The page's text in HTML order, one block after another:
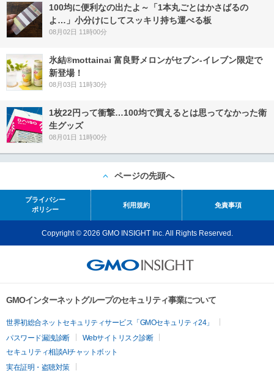
100均に便利なの出たよ～「1本丸ごとはかさばるの
よ…」小分けにしてスッキリ持ち運べる板
08月02日 11時00分
氷結®mottainai 富良野メロンがセブン‐イレブン限定で
新登場！
08月03日 11時30分
1枚22円って衝撃…100均で買えるとは思ってなかった衛
生グッズ
08月01日 11時00分
ページの先頭へ
プライバシー
ポリシー
利用規約 免責事項
Copyright © 2026 GMO INSIGHT Inc. All Rights Reserved.
GMOインターネットグループのセキュリティ事業について
世界初総合ネットセキュリティサービス「GMOセキュリティ24」
パスワード漏洩診断
Webサイトリスク診断
セキュリティ相談AIチャットボット
実在証明・盗聴対策